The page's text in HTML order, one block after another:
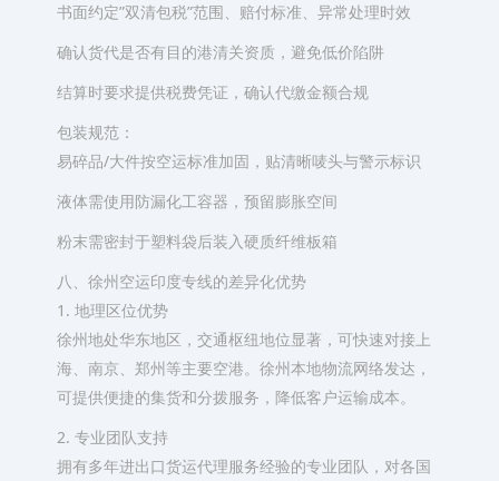
书面约定”双清包税”范围、赔付标准、异常处理时效
确认货代是否有目的港清关资质，避免低价陷阱
结算时要求提供税费凭证，确认代缴金额合规
包装规范：
易碎品/大件按空运标准加固，贴清晰唛头与警示标识
液体需使用防漏化工容器，预留膨胀空间
粉末需密封于塑料袋后装入硬质纤维板箱
八、徐州空运印度专线的差异化优势
1. 地理区位优势
徐州地处华东地区，交通枢纽地位显著，可快速对接上
海、南京、郑州等主要空港。徐州本地物流网络发达，
可提供便捷的集货和分拨服务，降低客户运输成本。
2. 专业团队支持
拥有多年进出口货运代理服务经验的专业团队，对各国